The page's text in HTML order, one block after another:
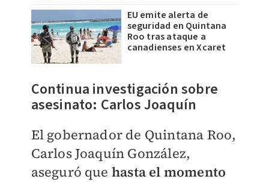
EU emite alerta de
seguridad en Quintana
Roo tras ataque a
canadienses en Xcaret
Continua investigación sobre
asesinato: Carlos Joaquín
El gobernador de Quintana Roo,
Carlos Joaquín González,
aseguró que hasta el momento